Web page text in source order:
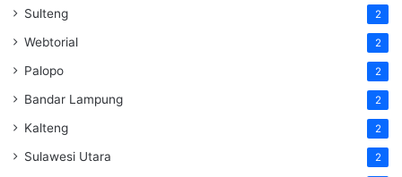
Sulteng 2
Webtorial 2
Palopo 2
Bandar Lampung 2
Kalteng 2
Sulawesi Utara 2